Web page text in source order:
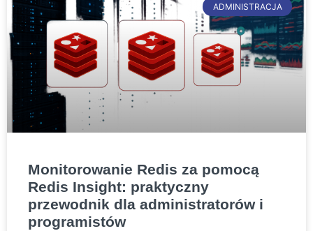
ADMINISTRACJA
Monitorowanie Redis za pomocą
Redis Insight: praktyczny
przewodnik dla administratorów i
programistów